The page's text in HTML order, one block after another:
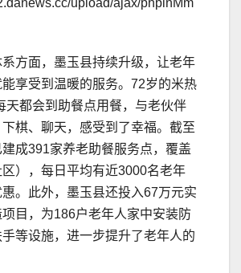
方面，墨玉县持续升级，让老年
享受到温暖的服务。72岁的米热
天都会到助餐点用餐，与老伙伴
棋、聊天，感受到了幸福。截至
建成391家养老助餐服务点，覆盖
），每日平均有近3000名老年
。此外，墨玉县还投入67万元实
目，为186户老年人家中安装防
等设施，进一步提升了老年人的